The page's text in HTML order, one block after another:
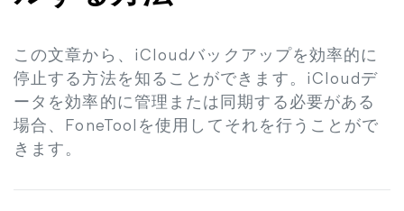
この文章から、iCloudバックアップを効率的に
停止する方法を知ることができます。iCloudデ
ータを効率的に管理または同期する必要がある
場合、FoneToolを使用してそれを行うことがで
きます。